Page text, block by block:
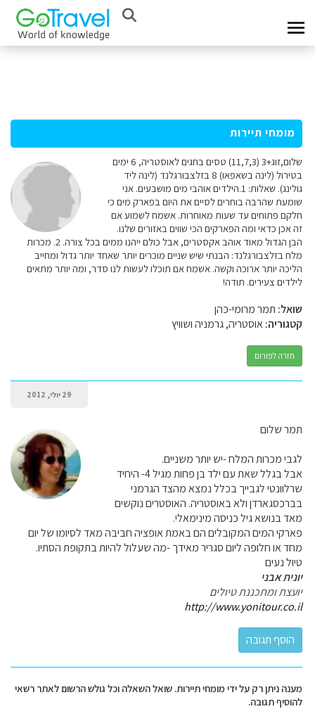
מומחי תיירות
שלום,זוג+3 (11,7,3) טסים בחגים לאוסטריה, 6 ימים
בטירול (לינה בשאפאו) 8 בזלצבורגלנד (לינה ליד
גולינג). שאלות: 1.הילדים אוהבי מים מושבעים. אני
שומעת שהרבה בוחרים לסיים את היום בפארק מים כי
חלקם פתוחים עד שעות מאוחרות. אשמח לשמוע אם
זה אכן כדאי ומה הפארקים הכי שווים באזורים שלנו.
הבן הגדול מאוד אוהב אקסטרים, אבל כולם ייהנו ממים בכל צורה. 2. מכרות
מלח בזלצבורגלנד: הבנתי שיש שניים מוכרים יותר שאחד יותר גדול ומחייב
הליכה יותר ארוכה וקשה. אשמח אם תוכלו לעשות לנו סדר, ומה יותר מתאים
לילדים צעירים. תודה!
שואל: תמר מרומי-כהן
קטגוריה:אוסטריה, גרמניה ושוויץ
חזרה לפורום
29 יולי, 2012
תמר שלום
לגבי מכרות המלח -יש יותר משניים.
אבל בגלל שאת עם ילד בן פחות מגיל 4- היחיד
שרלוונטי לגבייך בכלל נמצא מהצד הגרמני
בברכסגארדן ולא באוסטריה. האוסטרים נוקשים
מאד בנושא גיל כניסה מינימאלי.
פארקי המים המקובלים הם באמת אופציה חביבה מאד לסיומו של יום
מחד או חלופה ליום סגריר מאידך -מה שעלול להיות בתקופת הסתיו.
טיול נעים
יונית אבני
יועצת ומתכננת טיולים
http://www.yonitour.co.il
מענה ניתן רק על ידי מומחי תיירות. שואל השאלה וכל גולש הרשום לאתר רשאי
להוסיף תגובה.